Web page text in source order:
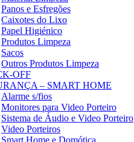
Panos e Esfregões
Caixotes do Lixo
Papel Higiénico
Produtos Limpeza
Sacos
Outros Produtos Limpeza
OFF
– SMART HOME
Alarme s/fios
Monitores para Video Porteiro
Sistema de Áudio e Video Porteiro
Video Porteiros
Smart Home e Domótica